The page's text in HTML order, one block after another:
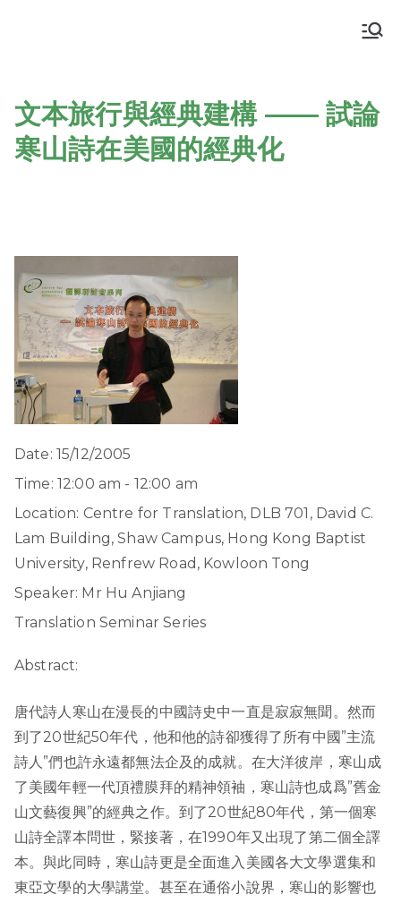
文本旅行與經典建構 —— 試論
寒山詩在美國的經典化
Date: 15/12/2005
Time: 12:00 am - 12:00 am
Location: Centre for Translation, DLB 701, David C.
Lam Building, Shaw Campus, Hong Kong Baptist
University, Renfrew Road, Kowloon Tong
Speaker: Mr Hu Anjiang
Translation Seminar Series
Abstract:
唐代詩人寒山在漫長的中國詩史中一直是寂寂無聞。然而
到了20世紀50年代，他和他的詩卻獲得了所有中國”主流
詩人”們也許永遠都無法企及的成就。在大洋彼岸，寒山成
了美國年輕一代頂禮膜拜的精神領袖，寒山詩也成爲”舊金
山文藝復興”的經典之作。到了20世紀80年代，第一個寒
山詩全譯本問世，緊接著，在1990年又出現了第二個全譯
本。與此同時，寒山詩更是全面進入美國各大文學選集和
東亞文學的大學講堂。甚至在通俗小說界，寒山的影響也